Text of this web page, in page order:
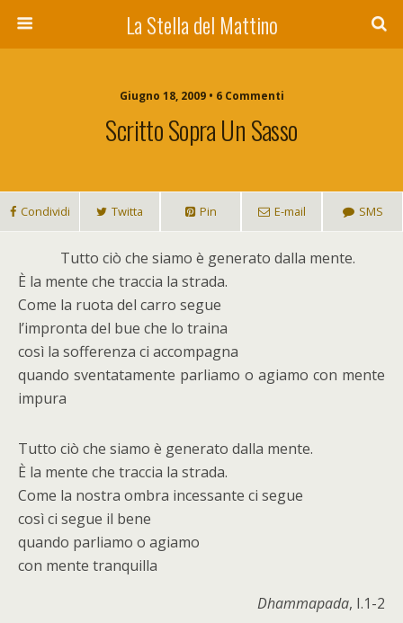
La Stella del Mattino
Giugno 18, 2009 • 6 Commenti
Scritto Sopra Un Sasso
Condividi Twitta Pin E-mail SMS
Tutto ciò che siamo è generato dalla mente.
È la mente che traccia la strada.
Come la ruota del carro segue
l’impronta del bue che lo traina
così la sofferenza ci accompagna
quando sventatamente parliamo o agiamo con mente
impura
Tutto ciò che siamo è generato dalla mente.
È la mente che traccia la strada.
Come la nostra ombra incessante ci segue
così ci segue il bene
quando parliamo o agiamo
con mente tranquilla
Dhammapada, I.1-2